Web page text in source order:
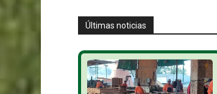
Últimas noticias